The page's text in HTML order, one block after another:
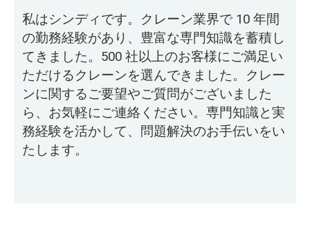
私はシンディです。クレーン業界で 10 年間
の勤務経験があり、豊富な専門知識を蓄積し
てきました。500 社以上のお客様にご満足い
ただけるクレーンを選んできました。クレー
ンに関するご要望やご質問がございました
ら、お気軽にご連絡ください。専門知識と実
務経験を活かして、問題解決のお手伝いをい
たします。